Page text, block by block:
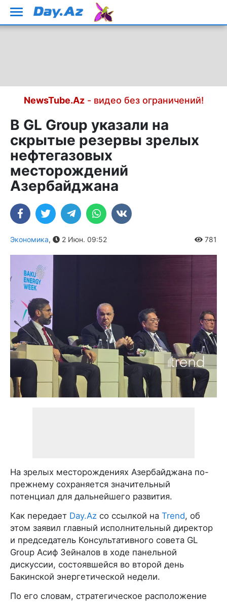
NewsTube.Az- видео без ограничений!
В GL Group указали на
скрытые резервы зрелых
нефтегазовых
месторождений
Азербайджана
Экономика, 2 Июн. 09:52 781
На зрелых месторождениях Азербайджана по-
прежнему сохраняется значительный
потенциал для дальнейшего развития.
Как передает Day.Az со ссылкой на Trend, об
этом заявил главный исполнительный директор
и председатель Консультативного совета GL
Group Асиф Зейналов в ходе панельной
дискуссии, состоявшейся во второй день
Бакинской энергетической недели.
По его словам, стратегическое расположение